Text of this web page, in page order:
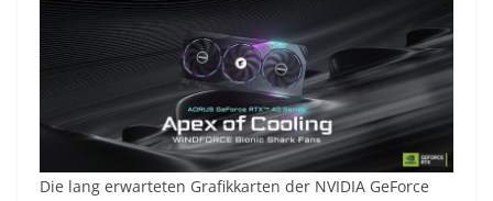
Die lang erwarteten Grafikkarten der NVIDIA GeForce